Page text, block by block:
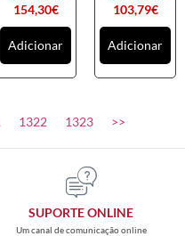
154,30€
Adicionar
103,79€
Adicionar
1322 1323 >>
SUPORTE ONLINE
Um canal de comunicação online